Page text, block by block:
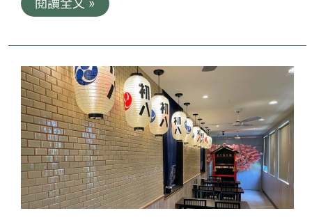
Can
台
南
特
殊
方
形
披
薩
｜
外
酥
內
閱讀全文 »